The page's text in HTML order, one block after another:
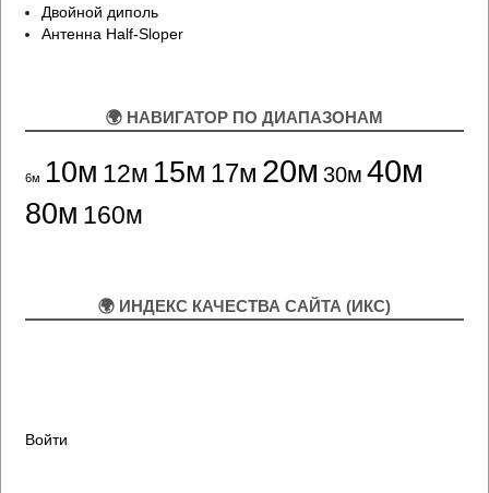
Двойной диполь
Антенна Half-Sloper
🌍 НАВИГАТОР ПО ДИАПАЗОНАМ
6м 10м 12м 15м 17м 20м 30м 40м
80м 160м
🌍 ИНДЕКС КАЧЕСТВА САЙТА (ИКС)
Войти